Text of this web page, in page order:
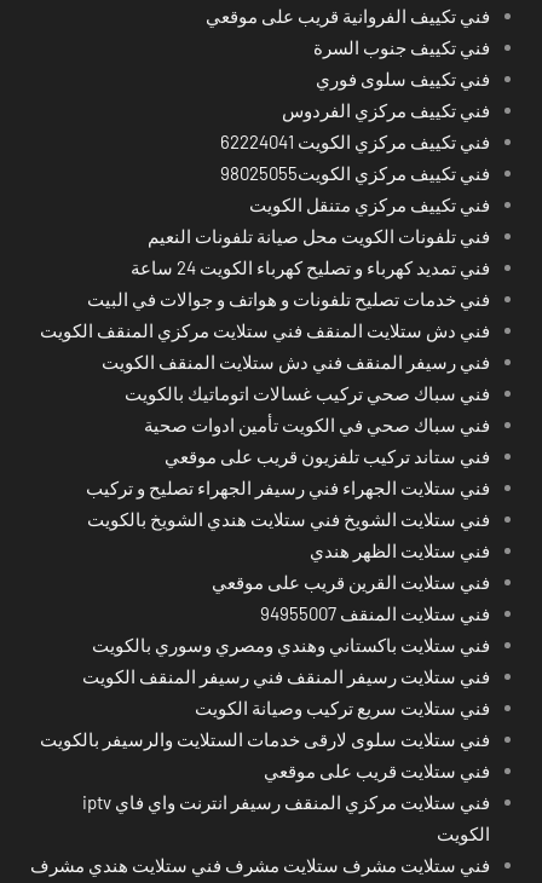
فني تكييف الفروانية قريب على موقعي
فني تكييف جنوب السرة
فني تكييف سلوى فوري
فني تكييف مركزي الفردوس
فني تكييف مركزي الكويت 62224041
فني تكييف مركزي الكويت98025055
فني تكييف مركزي متنقل الكويت
فني تلفونات الكويت محل صيانة تلفونات النعيم
فني تمديد كهرباء و تصليح كهرباء الكويت 24 ساعة
فني خدمات تصليح تلفونات و هواتف و جوالات في البيت
فني دش ستلايت المنقف فني ستلايت مركزي المنقف الكويت
فني رسيفر المنقف فني دش ستلايت المنقف الكويت
فني سباك صحي تركيب غسالات اتوماتيك بالكويت
فني سباك صحي في الكويت تأمين ادوات صحية
فني ستاند تركيب تلفزيون قريب على موقعي
فني ستلايت الجهراء فني رسيفر الجهراء تصليح و تركيب
فني ستلايت الشويخ فني ستلايت هندي الشويخ بالكويت
فني ستلايت الظهر هندي
فني ستلايت القرين قريب على موقعي
فني ستلايت المنقف 94955007
فني ستلايت باكستاني وهندي ومصري وسوري بالكويت
فني ستلايت رسيفر المنقف فني رسيفر المنقف الكويت
فني ستلايت سريع تركيب وصيانة الكويت
فني ستلايت سلوى لارقى خدمات الستلايت والرسيفر بالكويت
فني ستلايت قريب على موقعي
فني ستلايت مركزي المنقف رسيفر انترنت واي فاي iptv
الكويت
فني ستلايت مشرف ستلايت مشرف فني ستلايت هندي مشرف